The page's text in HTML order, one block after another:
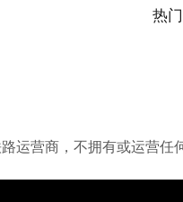
热
运营商，不拥有或运营